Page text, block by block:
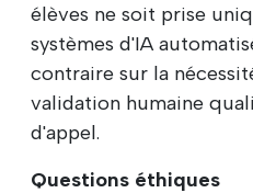
élèves ne soit prise
systèmes d'IA
contraire sur la
validation humaine
d'appel.
Questions éthiques